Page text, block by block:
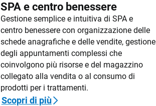
Cost Management
Cybersecurity
SPA e centro benessere
Gestione semplice e intuitiva di SPA e
centro benessere con organizzazione delle
schede anagrafiche e delle vendite, gestione
degli appuntamenti complessi che
coinvolgono più risorse e del magazzino
collegato alla vendita o al consumo di
prodotti per i trattamenti.
Scopri di più